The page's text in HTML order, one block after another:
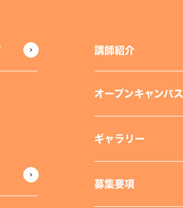
講師紹介
オープンキャンパス
ギャラリー
募集要項